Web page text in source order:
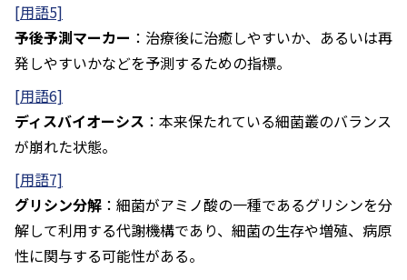
[用語5]
予後予測マーカー ：治療後に治癒しやすいか、あるいは再
発しやすいかなどを予測するための指標。
[用語6]
ディスバイオーシス ：本来保たれている細菌叢のバランス
が崩れた状態。
[用語7]
グリシン分解 ：細菌がアミノ酸の一種であるグリシンを分
解して利用する代謝機構であり、細菌の生存や増殖、病原
性に関与する可能性がある。